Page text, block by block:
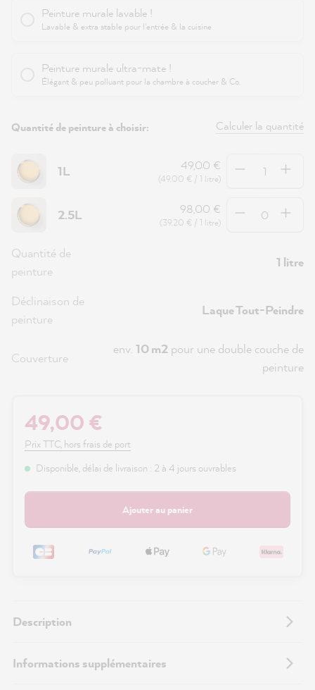
Peinture murale lavable !
Lavable & extra stable pour l'entrée & la cuisine
Peinture murale ultra-mate !
Élégant & peu polluant pour la chambre à coucher & Co.
Quantité de peinture à choisir: Calculer la quantité
1L 49,00 €
(49,00 € / 1 litre)
2.5L 98,00 €
(39,20 € / 1 litre)
Quantité de
peinture
1 litre
Déclinaison de
peinture
Laque Tout-Peindre
Couverture
env. 10 m2 pour une double couche de
peinture
49,00 €
Prix TTC, hors frais de port
Disponible, délai de livraison : 2 à 4 jours ouvrables
Ajouter au panier
Description
Informations supplémentaires